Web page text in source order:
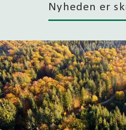
Nyheden er